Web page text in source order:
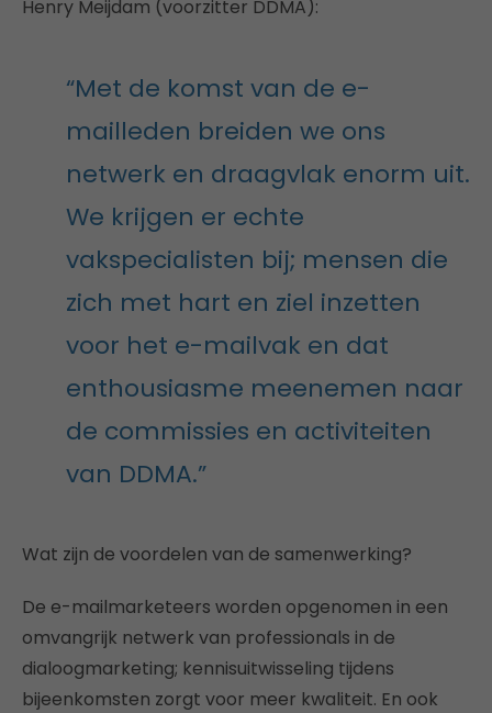
Henry Meijdam (voorzitter DDMA):
“Met de komst van de e-
mailleden breiden we ons
netwerk en draagvlak enorm uit.
We krijgen er echte
vakspecialisten bij; mensen die
zich met hart en ziel inzetten
voor het e-mailvak en dat
enthousiasme meenemen naar
de commissies en activiteiten
van DDMA.”
Wat zijn de voordelen van de samenwerking?
De e-mailmarketeers worden opgenomen in een
omvangrijk netwerk van professionals in de
dialoogmarketing; kennisuitwisseling tijdens
bijeenkomsten zorgt voor meer kwaliteit. En ook